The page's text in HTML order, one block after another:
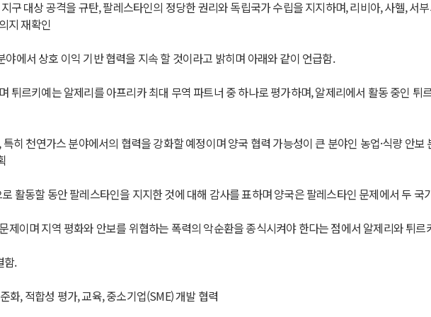
대상 공격을 규탄, 팔레스타인의 정당한 권리와 독립국가 수립을 지지하며, 리비아, 사헬, 서
지 재확인
에서 상호 이익 기반 협력을 지속 할 것이라고 밝히며 아래와 같이 언급함.
르키예는 알제리를 아프리카 최대 무역 파트너 중 하나로 평가하며, 알제리에서 활동 중인 튀
천연가스 분야에서의 협력을 강화할 예정이며 양국 협력 가능성이 큰 분야인 농업·식량 안보
동할 동안 팔레스타인을 지지한 것에 대해 감사를 표하며 양국은 팔레스타인 문제에서 두 국
이며 지역 평화와 안보를 위협하는 폭력의 악순환을 종식시켜야 한다는 점에서 알제리와 튀르
함.
, 적합성 평가, 교육, 중소기업(SME) 개발 협력